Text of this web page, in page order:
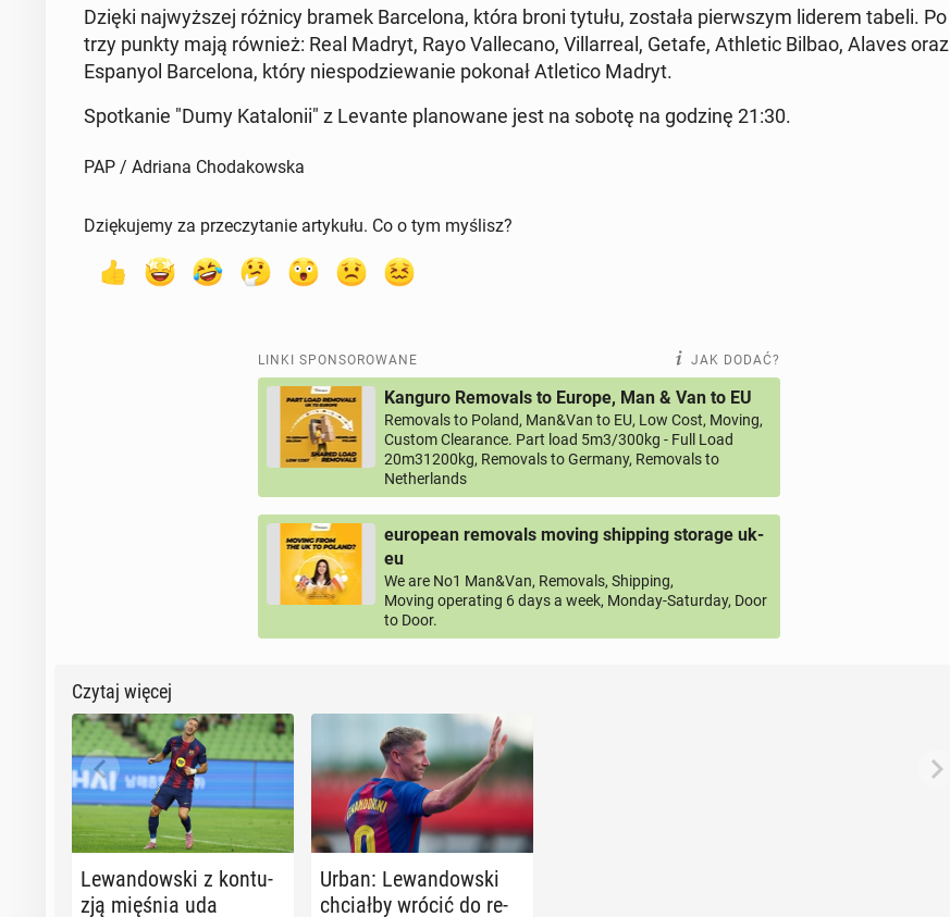
Dzięki naj­wyż­szej różnicy bramek Bar­ce­lo­na, która broni tytułu, została pierw­szym liderem tabeli. Po
trzy punkty mają również: Real Madryt, Rayo Val­le­ca­no, Vil­lar­re­al, Getafe, Ath­le­tic Bilbao, Alaves oraz
Espa­ny­ol Bar­ce­lo­na, który nie­spo­dzie­wa­nie pokonał Atle­ti­co Madryt.
Spo­tka­nie "Dumy Ka­ta­lo­nii" z Levante pla­no­wa­ne jest na sobotę na godzinę 21:30.
PAP / Adriana Chodakowska
Dziękujemy za przeczytanie artykułu. Co o tym myślisz?
LINKI SPONSOROWANE JAK DODAĆ?
Kanguro Removals to Europe, Man & Van to EU
Removals to Poland, Man&Van to EU, Low Cost, Moving,
Custom Clearance. Part load 5m3/300kg - Full Load
20m31200kg, Removals to Germany, Removals to
Netherlands
european removals moving shipping storage uk-
eu
We are No1 Man&Van, Removals, Shipping,
Moving operating 6 days a week, Monday-Saturday, Door
to Door.
Czytaj więcej
Le­wan­dow­ski z kon­tu­
zją mięśnia uda
Urban: Le­wan­dow­ski
chciał­by wrócić do re­